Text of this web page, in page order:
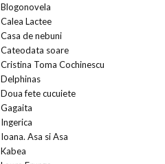
Blogonovela
Calea Lactee
Casa de nebuni
Cateodata soare
Cristina Toma Cochinescu
Delphinas
Doua fete cucuiete
Gagaita
Ingerica
Ioana. Asa si Asa
Kabea